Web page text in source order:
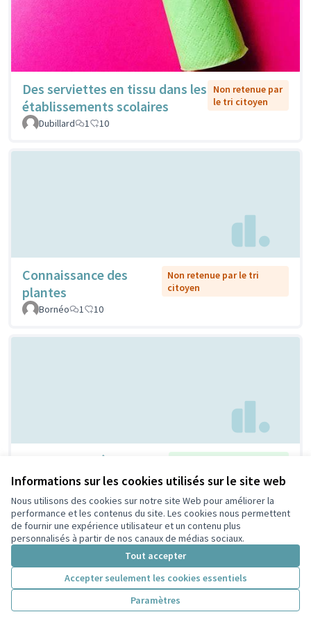
Informations sur les cookies utilisés sur le site web
Nous utilisons des cookies sur notre site Web pour améliorer la
performance et les contenus du site. Les cookies nous permettent
de fournir une expérience utilisateur et un contenu plus
personnalisés à partir de nos canaux de médias sociaux.
Tout accepter
Accepter seulement les cookies essentiels
Paramètres
Des serviettes en tissu dans les
établissements scolaires
Non retenue par
le tri citoyen
Dubillard
1 10
Connaissance des
plantes
Non retenue par le tri
citoyen
Bornéo
1 10
Un repair café !
Bertrand
6 9